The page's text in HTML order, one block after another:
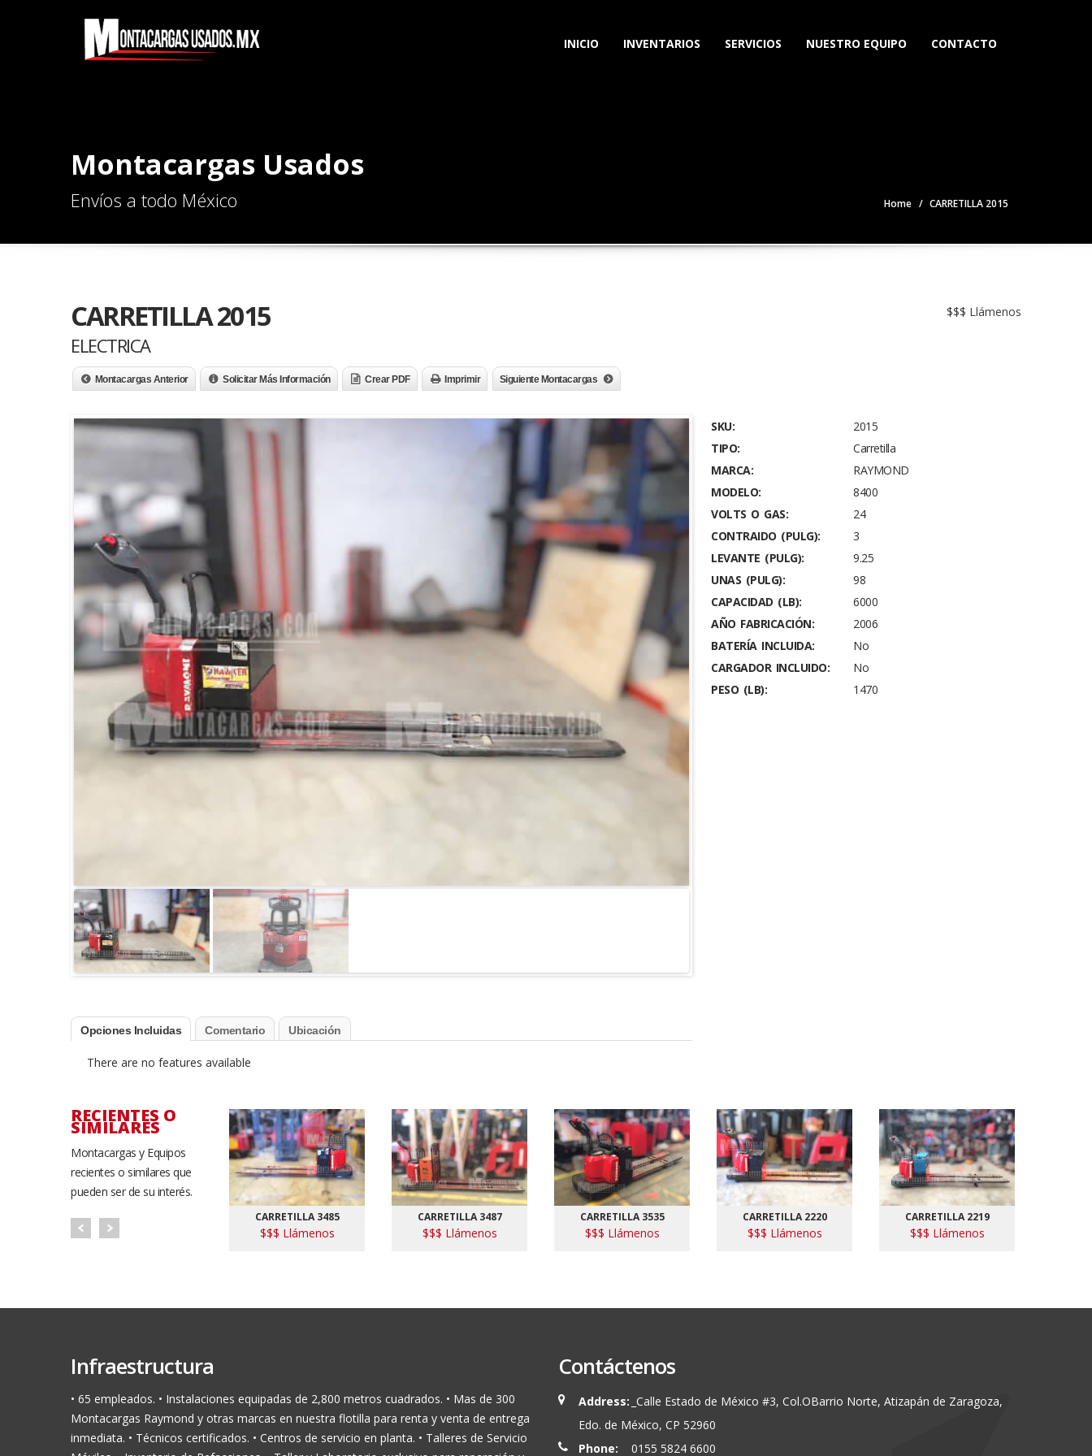
INICIO INVENTARIOS SERVICIOS NUESTRO EQUIPO CONTACTO
Montacargas Usados
Envíos a todo México Home CARRETILLA 2015
CARRETILLA 2015
ELECTRICA
$$$ Llámenos
Montacargas Anterior Solicitar Más Información Crear PDF Imprimir Siguiente Montacargas
Opciones Incluidas Comentario Ubicación
There are no features available
SKU:
2015
TIPO:
Carretilla
MARCA:
RAYMOND
MODELO:
8400
VOLTS O GAS:
24
CONTRAIDO (PULG):
3
LEVANTE (PULG):
9.25
UNAS (PULG):
98
CAPACIDAD (LB):
6000
AÑO FABRICACIÓN:
2006
BATERÍA INCLUIDA:
No
CARGADOR INCLUIDO:
No
PESO (LB):
1470
RECIENTES O
SIMILARES
Montacargas y Equipos
recientes o similares que
pueden ser de su interés.
CARRETILLA 3485
$$$ Llámenos
CARRETILLA 3487
$$$ Llámenos
CARRETILLA 3535
$$$ Llámenos
CARRETILLA 2220
$$$ Llámenos
CARRETILLA 2219
$$$ Llámenos
Infraestructura
• 65 empleados. • Instalaciones equipadas de 2,800 metros cuadrados. • Mas de 300
Montacargas Raymond y otras marcas en nuestra flotilla para renta y venta de entrega
inmediata. • Técnicos certificados. • Centros de servicio en planta. • Talleres de Servicio
Contáctenos
Address: _Calle Estado de México #3, Col.OBarrio Norte, Atizapán de Zaragoza,
Edo. de México, CP 52960
Phone:
0155 5824 6600